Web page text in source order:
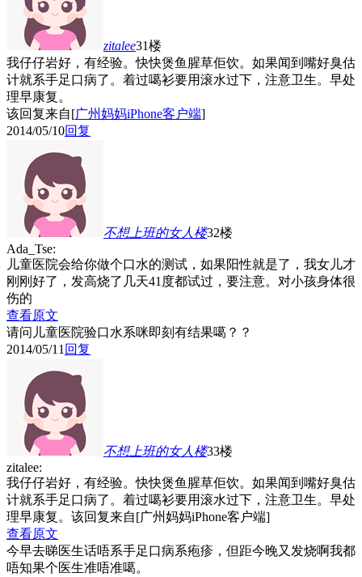
zitalee31楼
我仔仔岩好，有经验。快快煲鱼腥草佢饮。如果闻到嘴好臭估
计就系手足口病了。着过噶衫要用滚水过下，注意卫生。早处
理早康复。
该回复来自[广州妈妈iPhone客户端]
2014/05/10回复
不想上班的女人楼32楼
Ada_Tse:
儿童医院会给你做个口水的测试，如果阳性就是了，我女儿才
刚刚好了，发高烧了几天41度都试过，要注意。对小孩身体很
伤的
查看原文
请问儿童医院验口水系咪即刻有结果噶？？
2014/05/11 回复
不想上班的女人楼33楼
zitalee:
我仔仔岩好，有经验。快快煲鱼腥草佢饮。如果闻到嘴好臭估
计就系手足口病了。着过噶衫要用滚水过下，注意卫生。早处
理早康复。该回复来自[广州妈妈iPhone客户端]
查看原文
今早去睇医生话唔系手足口病系疱疹，但距今晚又发烧啊我都
唔知果个医生准唔准噶。